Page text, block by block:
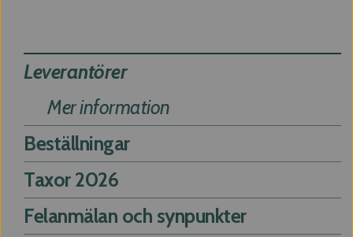
Leverantörer
Mer information
Beställningar
Taxor 2026
Felanmälan och synpunkter